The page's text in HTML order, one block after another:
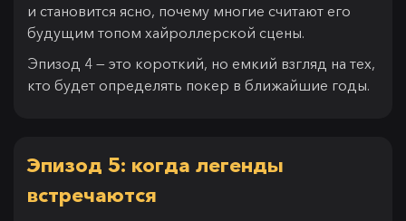
и становится ясно, почему многие считают его
будущим топом хайроллерской сцены.
Эпизод 4 — это короткий, но емкий взгляд на тех,
кто будет определять покер в ближайшие годы.
Эпизод 5: когда легенды
встречаются